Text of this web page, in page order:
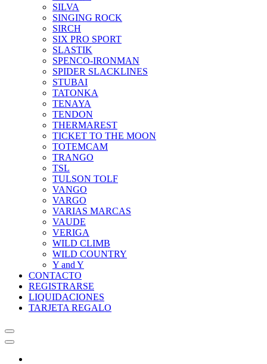
SILVA
SINGING ROCK
SIRCH
SIX PRO SPORT
SLASTIK
SPENCO-IRONMAN
SPIDER SLACKLINES
STUBAI
TATONKA
TENAYA
TENDON
THERMAREST
TICKET TO THE MOON
TOTEMCAM
TRANGO
TSL
TULSON TOLF
VANGO
VARGO
VARIAS MARCAS
VAUDE
VERIGA
WILD CLIMB
WILD COUNTRY
Y and Y
CONTACTO
REGISTRARSE
LIQUIDACIONES
TARJETA REGALO